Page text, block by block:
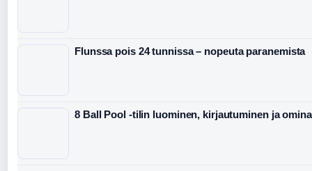
Flunssa pois 24 tunnissa – nopeuta paranemista
8 Ball Pool -tilin luominen, kirjautuminen ja